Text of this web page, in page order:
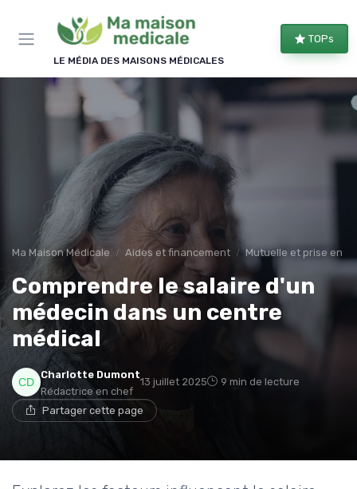
LE MÉDIA DES MAISONS MÉDICALES
TOPs
Ma Maison Médicale Aides et financement Mutuelle et prise en
Comprendre le salaire d'un
médecin dans un centre
médical
Charlotte Dumont
Rédactrice en chef
13 juillet 2025 9 min de lecture
Partager cette page
→ Je rejoins le club
* En rejoignant le club, j'accepte de recevoir les emails